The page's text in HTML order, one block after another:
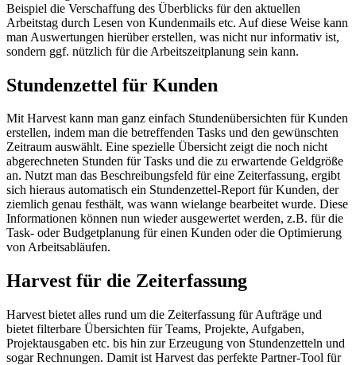
Beispiel die Verschaffung des Überblicks für den aktuellen
Arbeitstag durch Lesen von Kundenmails etc. Auf diese Weise kann
man Auswertungen hierüber erstellen, was nicht nur informativ ist,
sondern ggf. nützlich für die Arbeitszeitplanung sein kann.
Stundenzettel für Kunden
Mit Harvest kann man ganz einfach Stundenübersichten für Kunden
erstellen, indem man die betreffenden Tasks und den gewünschten
Zeitraum auswählt. Eine spezielle Übersicht zeigt die noch nicht
abgerechneten Stunden für Tasks und die zu erwartende Geldgröße
an. Nutzt man das Beschreibungsfeld für eine Zeiterfassung, ergibt
sich hieraus automatisch ein Stundenzettel-Report für Kunden, der
ziemlich genau festhält, was wann wielange bearbeitet wurde. Diese
Informationen können nun wieder ausgewertet werden, z.B. für die
Task- oder Budgetplanung für einen Kunden oder die Optimierung
von Arbeitsabläufen.
Harvest für die Zeiterfassung
Harvest bietet alles rund um die Zeiterfassung für Aufträge und
bietet filterbare Übersichten für Teams, Projekte, Aufgaben,
Projektausgaben etc. bis hin zur Erzeugung von Stundenzetteln und
sogar Rechnungen. Damit ist Harvest das perfekte Partner-Tool für